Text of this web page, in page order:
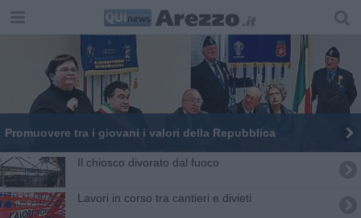
Promuovere tra i giovani i valori della Repubblica
Il chiosco divorato dal fuoco
​Lavori in corso tra cantieri e divieti